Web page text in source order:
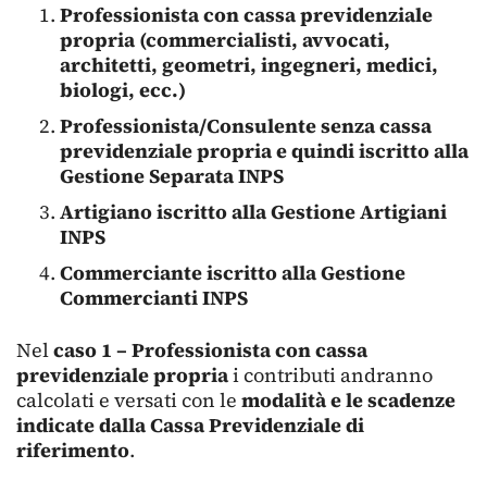
Professionista con cassa previdenziale
propria (commercialisti, avvocati,
architetti, geometri, ingegneri, medici,
biologi, ecc.)
Professionista/Consulente senza cassa
previdenziale propria e quindi iscritto alla
Gestione Separata INPS
Artigiano iscritto alla Gestione Artigiani
INPS
Commerciante iscritto alla Gestione
Commercianti INPS
Nelcaso 1 – Professionista con cassa
previdenziale propriai contributi andranno
calcolati e versati con le modalità e le scadenze
indicate dalla Cassa Previdenziale di
riferimento.